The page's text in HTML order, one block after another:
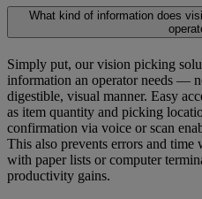
What kind of information does
Simply put, our vision picking
information an operator needs —
digestible, visual manner. Easy
as item quantity and picking
confirmation via voice or scan
This also prevents errors and
with paper lists or computer
productivity gains.